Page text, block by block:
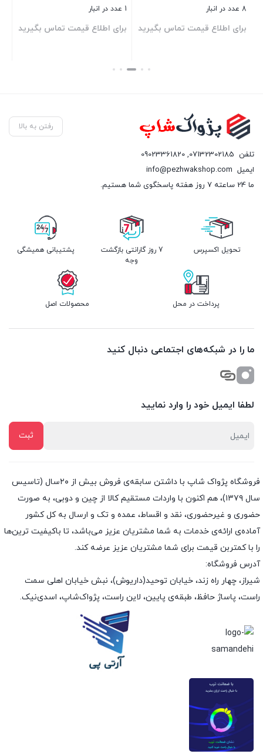
8 عدد در انبار
برای اطلاع قیمت تماس بگیرید
1 عدد در انبار
برای اطلاع قیمت تماس بگیرید
بستن
رفتن به بالا
تلفن 07132302185
,
09023361820
ایمیل info@pezhwakshop.com
ما 24 ساعته 7 روز هفته پاسخگوی شما هستیم.
تحویل اکسپرس
7 روز گارانتی بازگشت
وجه
پشتیبانی همیشگی
پرداخت در محل محصولات اصل
ما را در شبکه‌های اجتماعی دنبال کنید
لطفا ایمیل خود را وارد نمایید
فروشگاه پژواک شاپ با داشتن سابقه‌ی فروش بیش از ۲۰سال (تاسیس
سال ۱۳۷۹)، هم اکنون با واردات مستقیم کالا از چین و دوبی، به صورت
حضوری و غیرحضوری، نقد و اقساط، عمده و تک و ارسال به کل کشور
آماده‌ی ارائه‌ی خدمات به شما مشتریان عزیز می‌باشد، تا باکیفیت ترین‌ها
را با کمتربن قیمت برای شما مشتریان عزیز عرضه کند.
آدرس فروشگاه:
شیراز، چهار راه زند، خیابان توحید(داریوش)، نبش خیابان اهلی سمت
راست، پاساژ حافظ، طبقه‌ی پایین، لاین راست، پژواک‌شاپ، اسدی‌نیک.